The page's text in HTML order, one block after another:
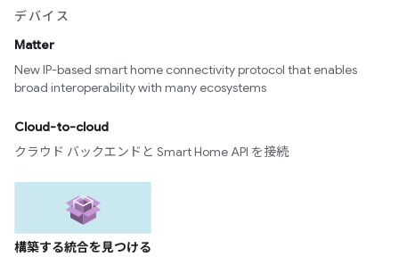
デバイス
Matter
New IP-based smart home connectivity protocol that enables
broad interoperability with many ecosystems
Cloud-to-cloud
クラウド バックエンドと Smart Home API を接続
構築する統合を見つける